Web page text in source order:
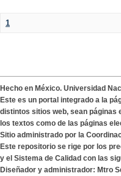
1
Hecho en México. Universidad
Este es un portal integrado a la
distintos sitios web, sean páginas
los textos como de las páginas
Sitio administrado por la
Este repositorio se rige por los
y el Sistema de Calidad con las
Diseñador y administrador: Mtro